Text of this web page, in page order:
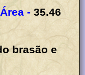
Área - 35.46
brasão e